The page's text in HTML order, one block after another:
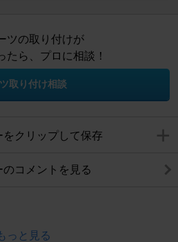
ツの取り付けが
たら、プロに相談！
取り付け相談
クリップして保存
コメントを見る
っと見る